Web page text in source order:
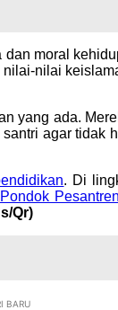
moral
nilai
yang ada.
agar
. Di
Pondok
Qr)
BARU